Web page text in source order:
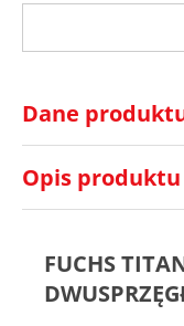
Dane
Opis produktu
FUCHS